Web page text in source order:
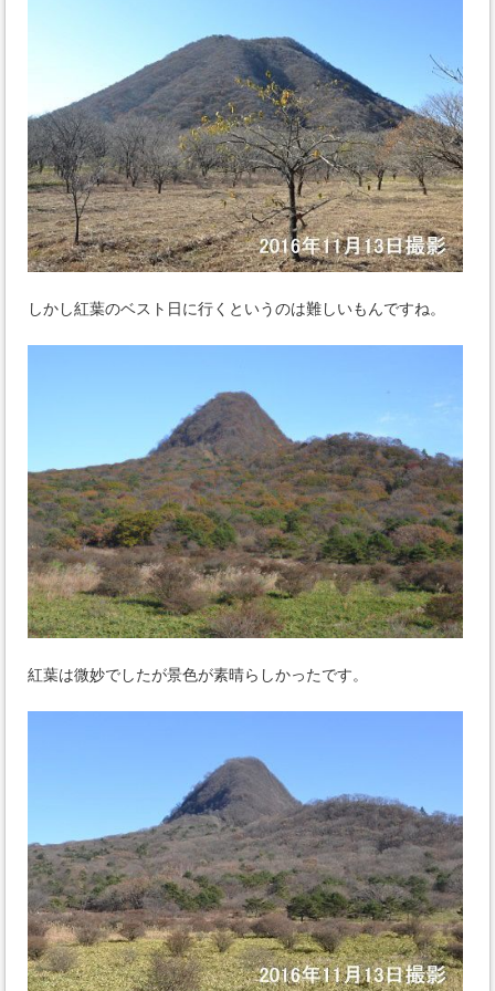
しかし紅葉のベスト日に行くというのは難しいもんですね。
紅葉は微妙でしたが景色が素晴らしかったです。